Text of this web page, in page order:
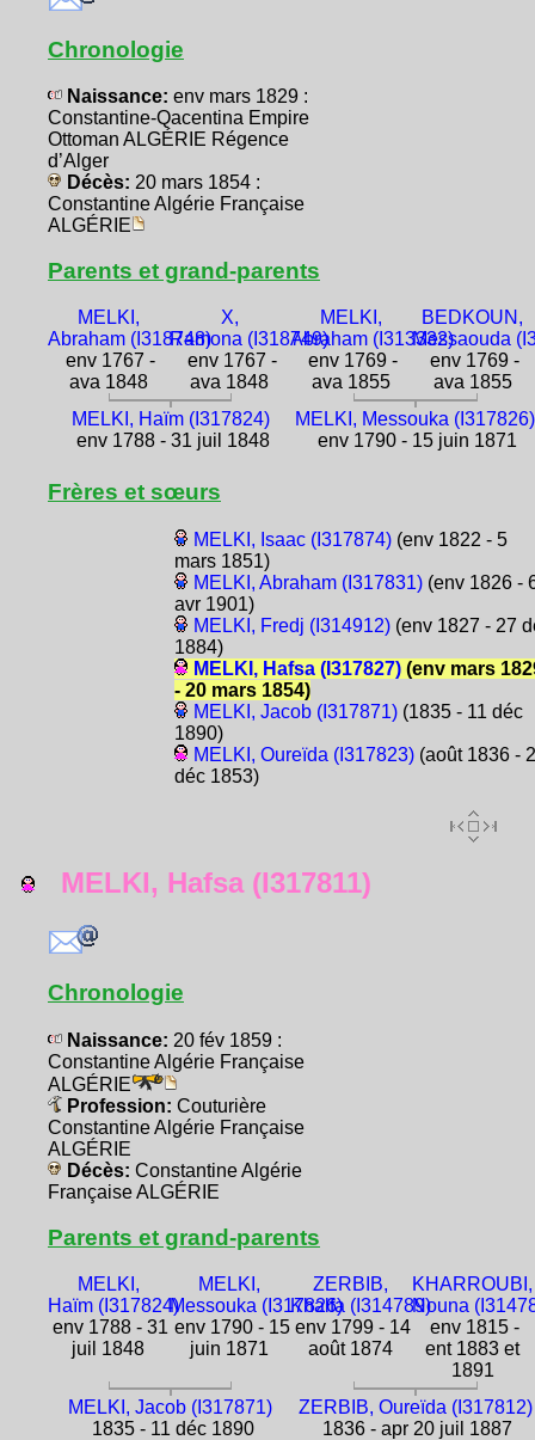
Chronologie
Naissance: env mars 1829 :
Constantine-Qacentina Empire
Ottoman ALGÉRIE Régence
d’Alger
Décès: 20 mars 1854 :
Constantine Algérie Française
ALGÉRIE
Parents et grand-parents
MELKI,
Abraham (I318748)
env 1767 -
ava 1848
X,
Ramona (I318749)
env 1767 -
ava 1848
MELKI,
Abraham (I313332)
env 1769 -
ava 1855
BEDKOUN,
Messaouda
env 1769 -
ava 1855
MELKI, Haïm (I317824)
env 1788 - 31 juil 1848
MELKI, Messouka (I317826)
env 1790 - 15 juin 1871
Frères et sœurs
MELKI, Isaac (I317874)(env 1822 - 5
mars 1851)
MELKI, Abraham (I317831)(env 1826 -
avr 1901)
MELKI, Fredj (I314912)(env 1827 - 27
1884)
MELKI, Hafsa (I317827)(env mars
- 20 mars 1854)
MELKI, Jacob (I317871)(1835 - 11 déc
1890)
MELKI, Oureïda (I317823)(août 1836 -
déc 1853)
MELKI, Hafsa (I317811)
Chronologie
Naissance: 20 fév 1859 :
Constantine Algérie Française
ALGÉRIE
Profession: Couturière
Constantine Algérie Française
ALGÉRIE
Décès: Constantine Algérie
Française ALGÉRIE
Parents et grand-parents
MELKI,
Haïm (I317824)
env 1788 - 31
juil 1848
MELKI,
Messouka (I317826)
env 1790 - 15
juin 1871
ZERBIB,
Khalfa (I314789)
env 1799 - 14
août 1874
KHARROUBI,
Nouna
env 1815 -
ent 1883 et
1891
MELKI, Jacob (I317871)
1835 - 11 déc 1890
ZERBIB, Oureïda (I317812)
1836 - apr 20 juil 1887